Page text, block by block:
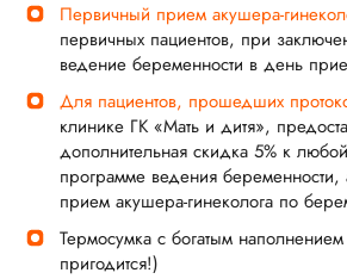
Первичный прием акушера-
первичных пациентов, при
ведение беременности в день
Для пациентов, прошедших
клинике ГК «Мать и дитя»,
дополнительная скидка 5% к
программе ведения
прием акушера-гинеколога по
Термосумка с богатым наполнением
пригодится!)